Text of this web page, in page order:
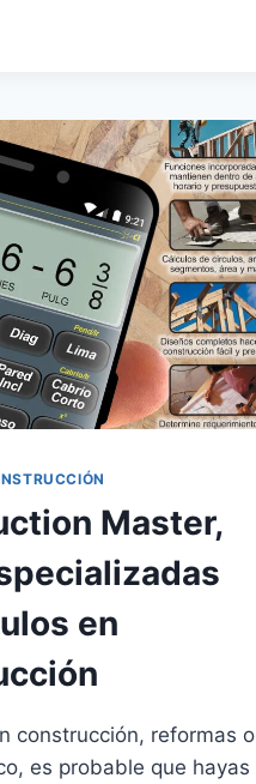
Master,
en
construcción, reformas o
es probable que hayas